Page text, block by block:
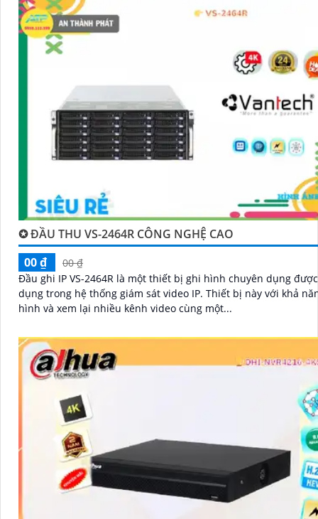
✪ ĐẦU THU VS-2464R CÔNG NGHỆ CAO
00 ₫
00 ₫
Đầu ghi IP VS-2464R là một thiết bị ghi hình chuyên dụng
dụng trong hệ thống giám sát video IP. Thiết bị này với khả năng ghi
hình và xem lại nhiều kênh video cùng một...